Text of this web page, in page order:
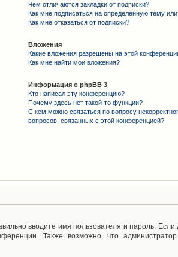
Чем отличаются закладки от подписки?
Как мне подписаться на определённую тему
Как мне отказаться от подписки?
Вложения
Какие вложения разрешены на этой
Как мне найти мои вложения?
Информация о phpBB 3
Кто написал эту конференцию?
Почему здесь нет такой-то функции?
С кем можно связаться по вопросу
вопросов, связанных с этой конференцией?
вводите имя пользователя и пароль.
Также возможно, что